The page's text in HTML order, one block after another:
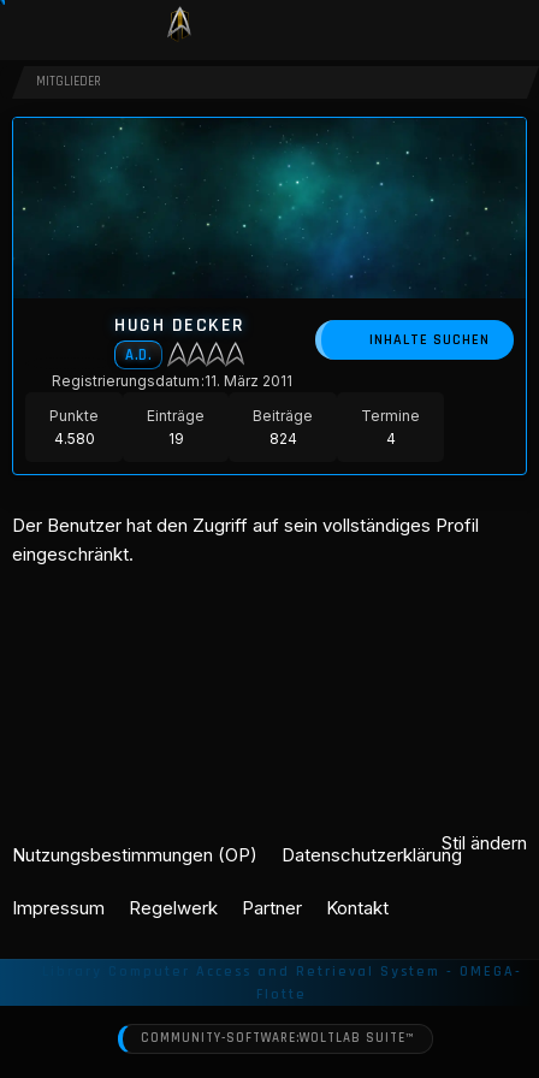
MITGLIEDER
HUGH DECKER
A.D.
Punkte
4.580
Einträge
19
Beiträge
824
Termine
4
INHALTE SUCHEN
Registrierungsdatum 11. März 2011
Der Benutzer hat den Zugriff auf sein vollständiges Profil
eingeschränkt.
Stil ändern
Nutzungsbestimmungen (OP) Datenschutzerklärung
Impressum Regelwerk Partner Kontakt
COMMUNITY-SOFTWARE:WOLTLAB SUITE™